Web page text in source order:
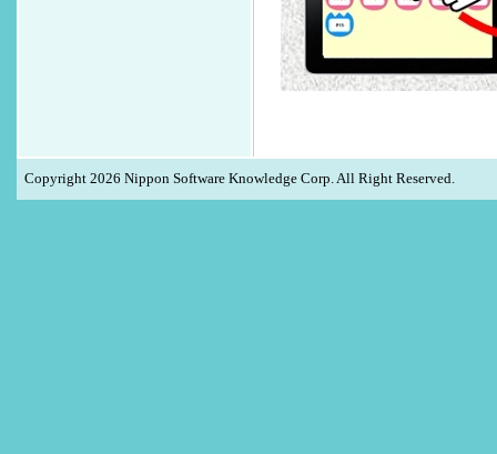
Copyright 2026 Nippon Software Knowledge Corp. All Right Reserved.